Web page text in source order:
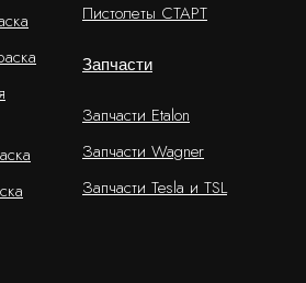
Пистолеты СТАРТ
Запчасти
Запчасти Etalon
Запчасти Wagner
Запчасти Tesla и TSL